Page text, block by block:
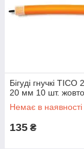
Бігуді гнучкі
20 мм 10 шт.
Немає в наявності
135 ₴